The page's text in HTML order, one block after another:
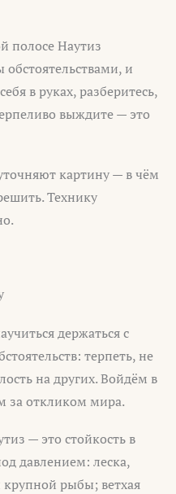
полосе Наутиз
обстоятельствами, и
в руках, разберитесь,
выждите — это
картину — в чём
Технику
держаться с
терпеть, не
на других. Войдём в
за откликом мира.
— это стойкость в
давлением: леска,
крупной рыбы; ветхая